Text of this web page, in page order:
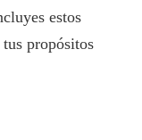
estos
propósitos